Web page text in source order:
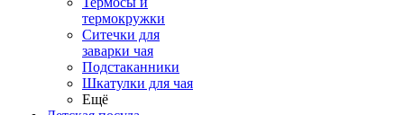
термокружки
Ситечки для
заварки чая
Подстаканники
Шкатулки для чая
Ещё